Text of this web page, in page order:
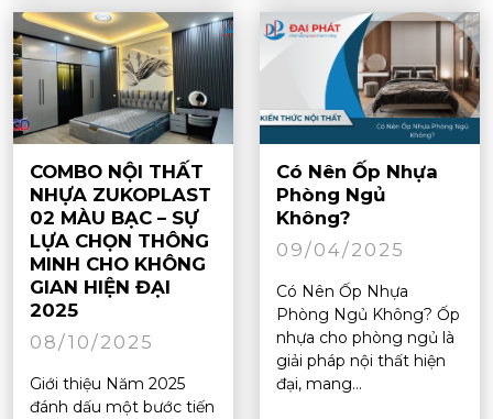
COMBO NỘI THẤT
NHỰA ZUKOPLAST
02 MÀU BẠC – SỰ
LỰA CHỌN THÔNG
MINH CHO KHÔNG
GIAN HIỆN ĐẠI
2025
08/10/2025
Giới thiệu Năm 2025
đánh dấu một bước tiến
Có Nên Ốp Nhựa
Phòng Ngủ
Không?
09/04/2025
Có Nên Ốp Nhựa
Phòng Ngủ Không? Ốp
nhựa cho phòng ngủ là
giải pháp nội thất hiện
đại, mang...